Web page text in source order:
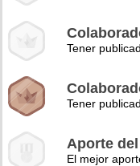
Tener
Tener
Aporte
El mejor